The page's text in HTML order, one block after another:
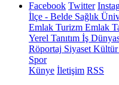
Facebook Twitter
İlçe - Belde Sağlık
Emlak Turizm Emlak
Yerel Tanıtım İş
Röportaj Siyaset Kültür
Spor
Künye İletişim RSS